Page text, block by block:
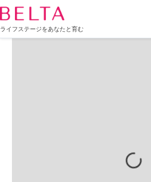
ライフステージをあなたと育む